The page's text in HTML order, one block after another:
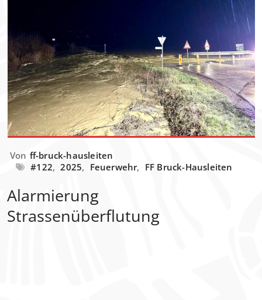
Von ff-bruck-hausleiten
#122, 2025, Feuerwehr, FF Bruck-Hausleiten
Alarmierung
Strassenüberflutung